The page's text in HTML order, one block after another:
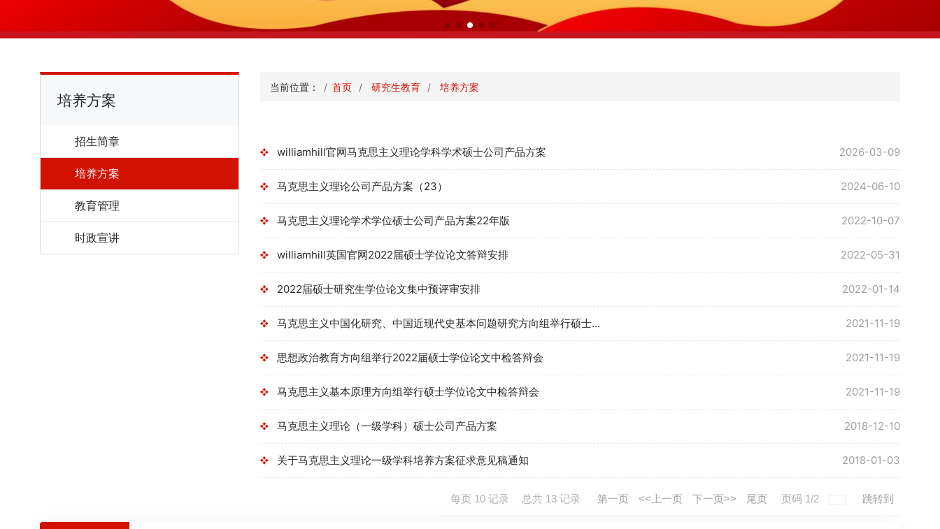
培养方案
招生简章
培养方案
教育管理
时政宣讲
当前位置： 首页 研究生教育 培养方案
williamhill官网马克思主义理论学科学术硕士公司产品方案 2026-03-09
马克思主义理论公司产品方案（23） 2024-06-10
马克思主义理论学术学位硕士公司产品方案22年版 2022-10-07
williamhill英国官网2022届硕士学位论文答辩安排 2022-05-31
2022届硕士研究生学位论文集中预评审安排 2022-01-14
马克思主义中国化研究、中国近现代史基本问题研究方向组举行硕士... 2021-11-19
思想政治教育方向组举行2022届硕士学位论文中检答辩会 2021-11-19
马克思主义基本原理方向组举行硕士学位论文中检答辩会 2021-11-19
马克思主义理论（一级学科）硕士公司产品方案 2018-12-10
关于马克思主义理论一级学科培养方案征求意见稿通知 2018-01-03
每页 10 记录 总共 13 记录 第一页 <<上一页 下一页>> 尾页 页码 1/2 跳转到